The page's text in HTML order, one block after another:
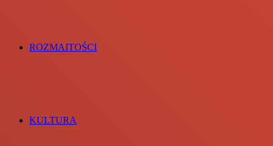
ROZMAITOŚCI
KULTURA